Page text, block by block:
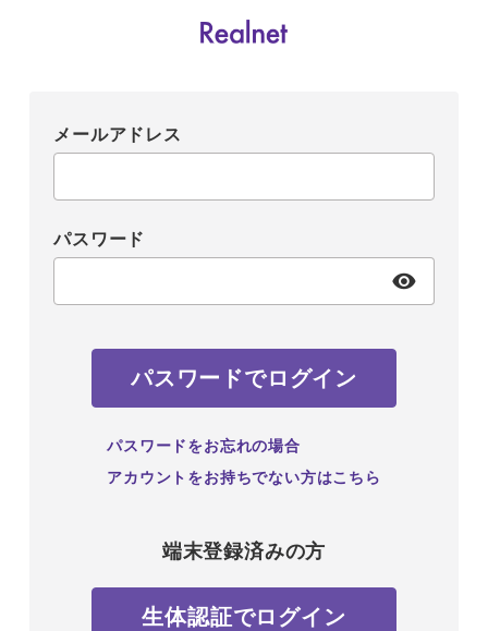
メールアドレス
パスワード
パスワードでログイン
パスワードをお忘れの場合
アカウントをお持ちでない方はこちら
端末登録済みの方
生体認証でログイン